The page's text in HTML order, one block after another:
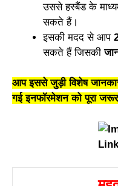
उससे हस्बैंड के
सकते हैं।
इसकी मदद से आप
सकते हैं जिसकी
आप इससे जुड़ी विशेष
गई इनफॉरमेशन को पूरा